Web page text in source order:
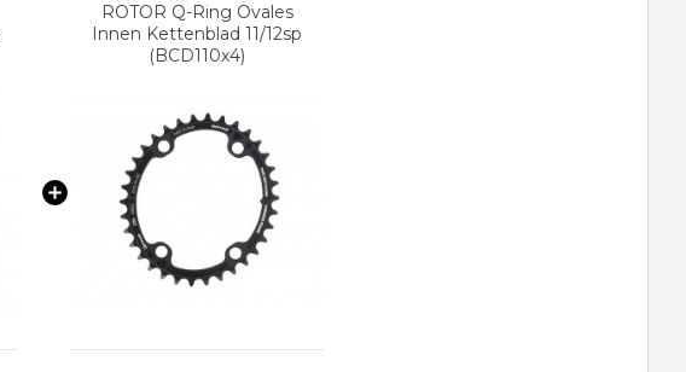
ROTOR Q-Ring Ovales
Innen Kettenblad 11/12sp
(BCD110x4)